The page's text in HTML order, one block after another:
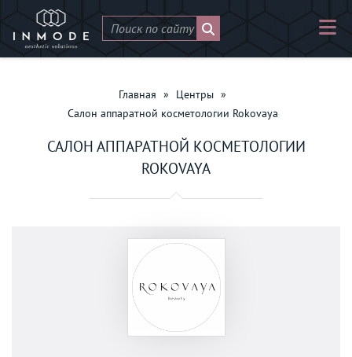
Главная » Центры »
Салон аппаратной косметологии Rokovaya
САЛОН АППАРАТНОЙ КОСМЕТОЛОГИИ
ROKOVAYA